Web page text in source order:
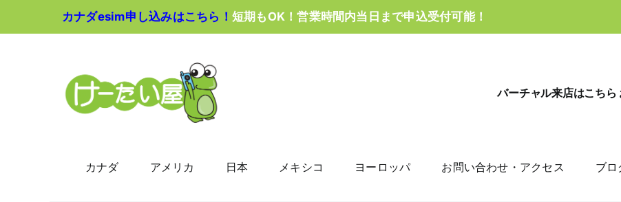
カナダesim申し込みはこちら！ 短期もOK！営業時間内当日まで申込受付可能！
バーチャル来店はこちら
カナダ アメリカ 日本 メキシコ ヨーロッパ お問い合わせ・アクセス ブロ